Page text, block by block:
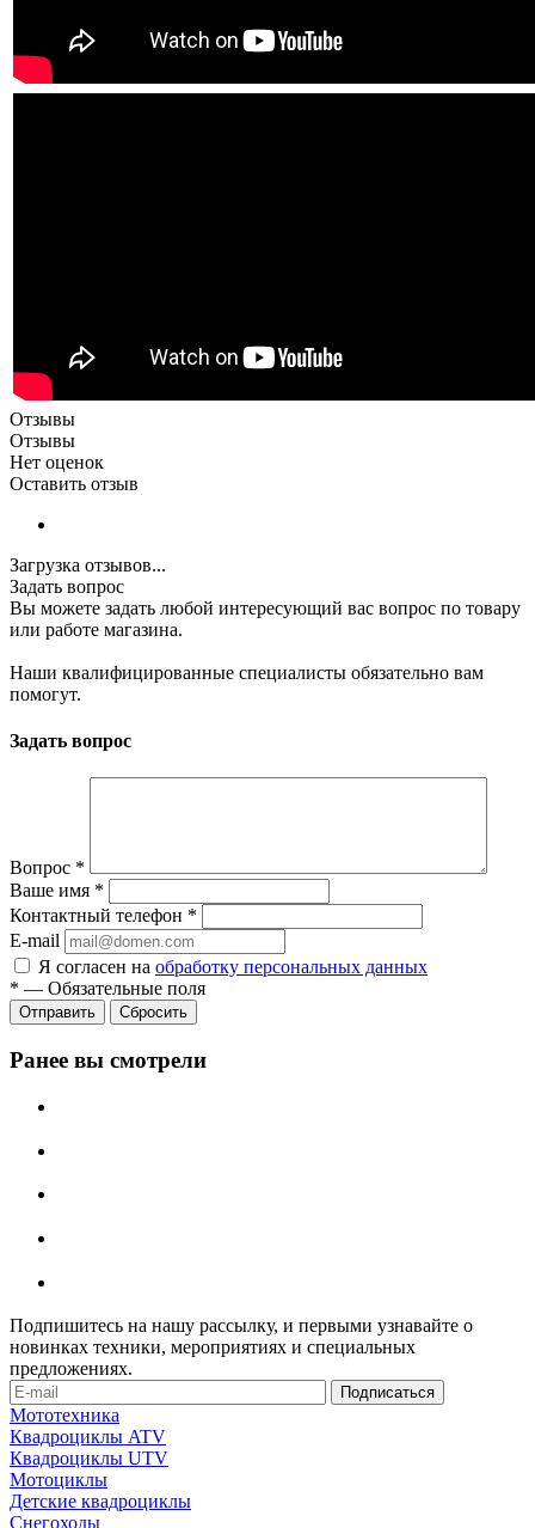
Отзывы
Отзывы
Нет оценок
Оставить отзыв
Загрузка отзывов...
Задать вопрос
Вы можете задать любой интересующий вас вопрос по товару
или работе магазина.
Наши квалифицированные специалисты обязательно вам
помогут.
Задать вопрос
Вопрос *
Ваше имя *
Контактный телефон *
E-mail
Я согласен на обработку персональных данных
* — Обязательные поля
Сбросить
Ранее вы смотрели
Подпишитесь на нашу рассылку, и первыми узнавайте о
новинках техники, мероприятиях и специальных
предложениях.
Мототехника
Квадроциклы ATV
Квадроциклы UTV
Мотоциклы
Детские квадроциклы
Снегоходы